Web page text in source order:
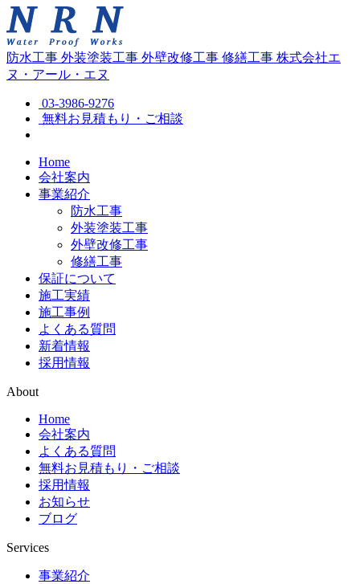
防水工事 外装塗装工事 外壁改修工事 修繕工事 株式会社エ
ヌ・アール・エヌ
03-3986-9276
無料お見積もり・ご相談
Home
会社案内
事業紹介
防水工事
外装塗装工事
外壁改修工事
修繕工事
保証について
施工実績
施工事例
よくある質問
新着情報
採用情報
About
Home
会社案内
よくある質問
無料お見積もり・ご相談
採用情報
お知らせ
ブログ
Services
事業紹介